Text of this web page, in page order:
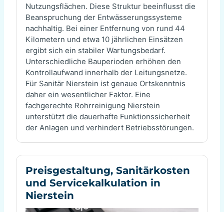
Nutzungsflächen. Diese Struktur beeinflusst die
Beanspruchung der Entwässerungssysteme
nachhaltig. Bei einer Entfernung von rund 44
Kilometern und etwa 10 jährlichen Einsätzen
ergibt sich ein stabiler Wartungsbedarf.
Unterschiedliche Bauperioden erhöhen den
Kontrollaufwand innerhalb der Leitungsnetze.
Für Sanitär Nierstein ist genaue Ortskenntnis
daher ein wesentlicher Faktor. Eine
fachgerechte Rohrreinigung Nierstein
unterstützt die dauerhafte Funktionssicherheit
der Anlagen und verhindert Betriebsstörungen.
Preisgestaltung, Sanitärkosten
und Servicekalkulation in
Nierstein